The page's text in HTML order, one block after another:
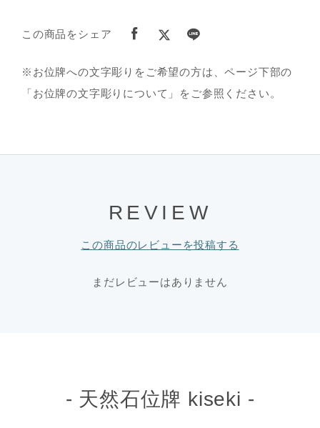
この商品をシェア
※お位牌への文字彫りをご希望の方は、ページ下部の
「お位牌の文字彫りについて」をご参照ください。
REVIEW
この商品のレビューを投稿する
まだレビューはありません
- 天然石位牌 kiseki -